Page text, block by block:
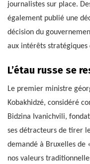
journalistes sur place.
également publié une
décision du
aux intérêts stratégiques
L’étau russe se
Le premier ministre
Kobakhidzé, considéré
Bidzina Ivanichvili,
ses détracteurs de tirer
demandé à Bruxelles de
nos valeurs